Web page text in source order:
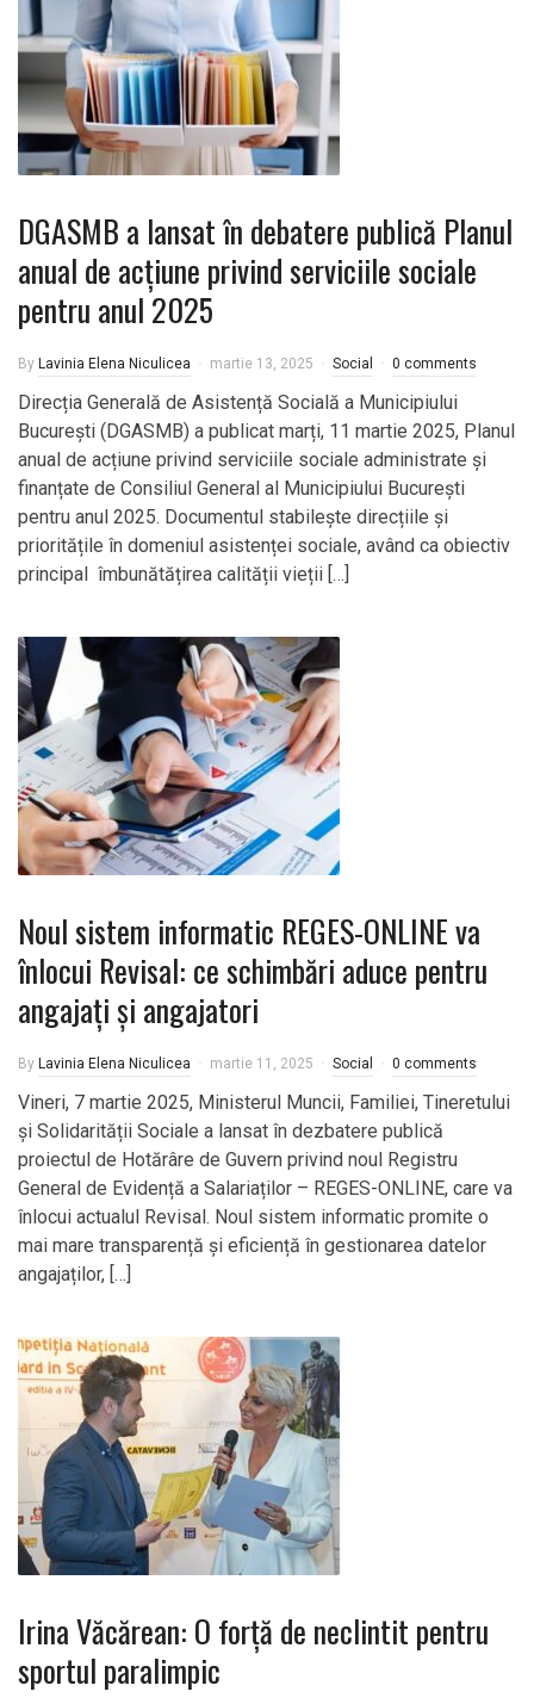
DGASMB a lansat în debatere publică Planul
anual de acțiune privind serviciile sociale
pentru anul 2025
By Lavinia Elena Niculicea martie 13, 2025 Social 0 comments
Direcția Generală de Asistență Socială a Municipiului
București (DGASMB) a publicat marți, 11 martie 2025, Planul
anual de acțiune privind serviciile sociale administrate și
finanțate de Consiliul General al Municipiului București
pentru anul 2025. Documentul stabilește direcțiile și
prioritățile în domeniul asistenței sociale, având ca obiectiv
principal îmbunătățirea calității vieții […]
Noul sistem informatic REGES-ONLINE va
înlocui Revisal: ce schimbări aduce pentru
angajați și angajatori
By Lavinia Elena Niculicea martie 11, 2025 Social 0 comments
Vineri, 7 martie 2025, Ministerul Muncii, Familiei, Tineretului
și Solidarității Sociale a lansat în dezbatere publică
proiectul de Hotărâre de Guvern privind noul Registru
General de Evidență a Salariaților – REGES-ONLINE, care va
înlocui actualul Revisal. Noul sistem informatic promite o
mai mare transparență și eficiență în gestionarea datelor
angajaților, […]
Irina Văcărean: O forță de neclintit pentru
sportul paralimpic